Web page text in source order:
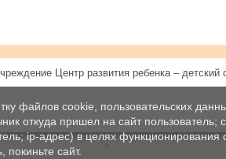
Центр развития ребенка – детский
файлов cookie, пользовательских
откуда пришел на сайт
ip-адрес) в целях функционирования
сайт.